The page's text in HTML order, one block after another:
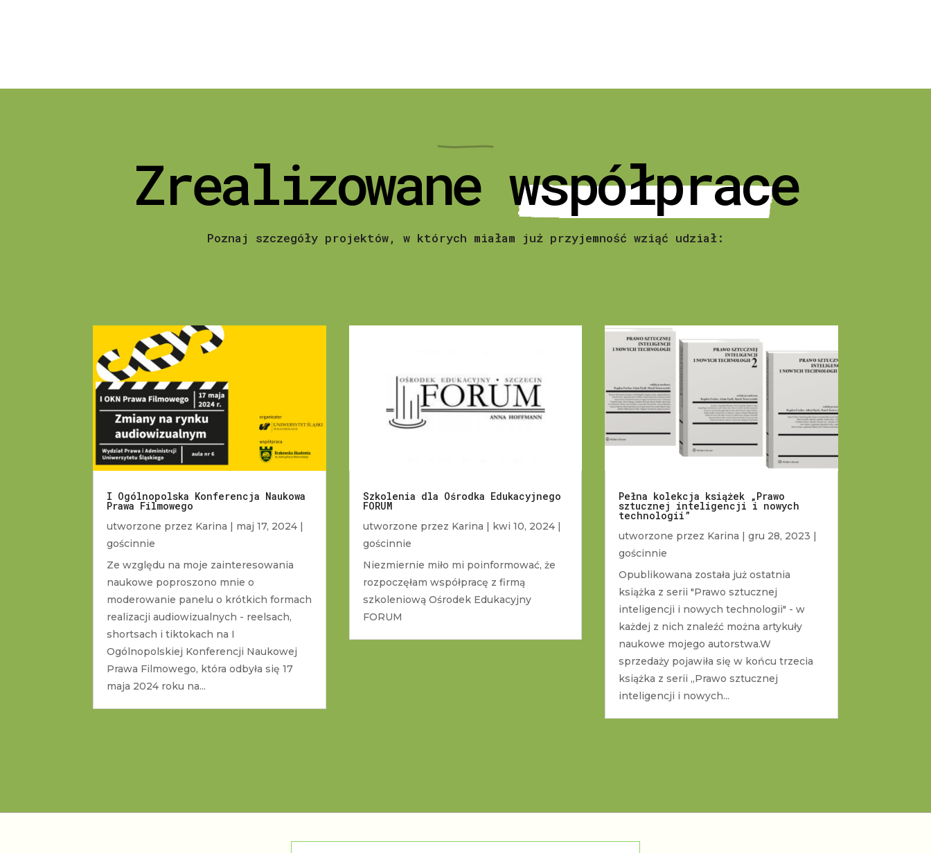
Zrealizowane współprace
Poznaj szczegóły projektów, w których miałam już przyjemność wziąć udział:
I Ogólnopolska Konferencja Naukowa
Prawa Filmowego
utworzone przez Karina | maj 17, 2024 |
gościnnie
Ze względu na moje zainteresowania
naukowe poproszono mnie o
moderowanie panelu o krótkich formach
realizacji audiowizualnych - reelsach,
shortsach i tiktokach na I
Ogólnopolskiej Konferencji Naukowej
Prawa Filmowego, która odbyła się 17
maja 2024 roku na...
Szkolenia dla Ośrodka Edukacyjnego
FORUM
utworzone przez Karina | kwi 10, 2024|
gościnnie
Niezmiernie miło mi poinformować, że
rozpoczęłam współpracę z firmą
szkoleniową Ośrodek Edukacyjny
FORUM
Pełna kolekcja książek „Prawo
sztucznej inteligencji i nowych
technologii”
utworzone przez Karina | gru 28, 2023 |
gościnnie
Opublikowana została już ostatnia
książka z serii "Prawo sztucznej
inteligencji i nowych technologii" - w
każdej z nich znaleźć można artykuły
naukowe mojego autorstwa.W
sprzedaży pojawiła się w końcu trzecia
książka z serii „Prawo sztucznej
inteligencji i nowych...